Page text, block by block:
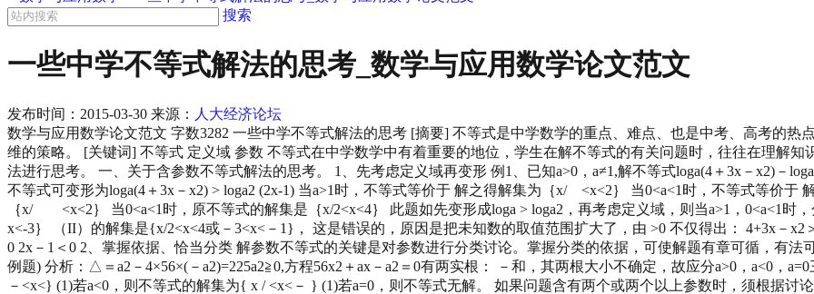
搜索
一些中学不等式解法的思考_数学与应用数学论文范文
发布时间： 2015-03-30 来源： 人大经济论坛
数学与应用数学论文范文 字数3282 一些中学不等式解法的思考 [摘要] 不等式是中学数学的重点、难点、也是中考、高考的
维的策略。 [关键词] 不等式 定义域 参数 不等式在中学数学中有着重要的地位，学生在解不等式的有关问题时，往往在理解
法进行思考。 一、关于含参数不等式解法的思考。 1、先考虑定义域再变形 例1、已知a>0，a≠1,解不等式loga(4＋3x－x2)－
不等式可变形为loga(4＋3x－x2) > loga2 (2x-1) 当a>1时，不等式等价于 解之得解集为｛x/ <x<2｝ 当0<a<1时，不等式等价于
｛x/ <x<2｝ 当0<a<1时，原不等式的解集是｛x/2<x<4｝ 此题如先变形成loga > loga2，再考虑定义域，则当a>1，0<a<1
x<-3｝ （II）的解集是{x/2<x<4或－3<x<－1}， 这是错误的，原因是把未知数的取值范围扩大了，由 >0 不仅得出： 4+3x－
0 2x－1＜0 2、掌握依据、恰当分类 解参数不等式的关键是对参数进行分类讨论。掌握分类的依据，可使解题有章可循，有
例题) 分析：△＝a2－4×56×(－a2)=225a2≧0,方程56x2＋ax－a2＝0有两实根： －和，其两根大小不确定，故应分a>0，a<0，
－<x<} (1)若a<0，则不等式的解集为{ x / <x<－ } (1)若a=0，则不等式无解。 如果问题含有两个或两个以上参数时，须根据讨